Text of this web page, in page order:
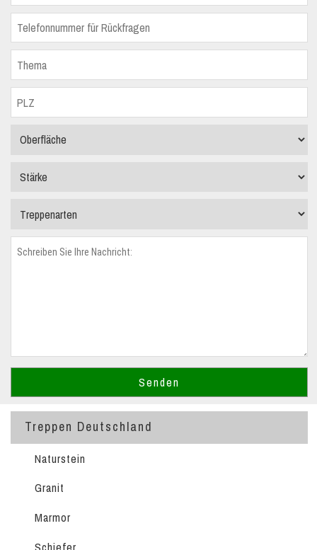
Treppen Deutschland
Naturstein
Granit
Marmor